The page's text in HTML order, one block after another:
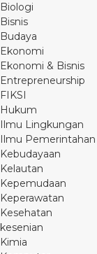
Biologi
Bisnis
Budaya
Ekonomi
Ekonomi & Bisnis
Entrepreneurship
FIKSI
Hukum
Ilmu Lingkungan
Ilmu Pemerintahan
Kebudayaan
Kelautan
Kepemudaan
Keperawatan
Kesehatan
kesenian
Kimia